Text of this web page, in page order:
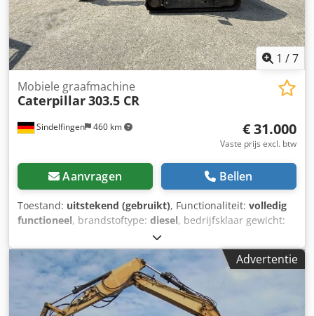
1 /7
Sindelfingen 460 km
Mobiele graafmachine
Caterpillar303.5 CR
€ 31.000
Vaste prijs excl. btw
Aanvragen Bellen
Toestand: uitstekend (gebruikt), Functionaliteit: volledig
functioneel, brandstoftype: diesel, bedrijfsklaar gewicht:
, bedrijfsturen:
Uitrusting:rubberen rupsbanden, * 2.434 uur * Motor: Cat
C1.7 * Motorvermogen: 24,8 kW * Emissieniveau: EU-
niveau V * Bedrijfsgewicht: 3.580 kg * Afmetingen
(transportlengte: 4.800 mm – transportbreedte: 1.780 mm
– transporthoogte: 2.480 mm) * Korte draaicirkel (ECR –
Advertentie